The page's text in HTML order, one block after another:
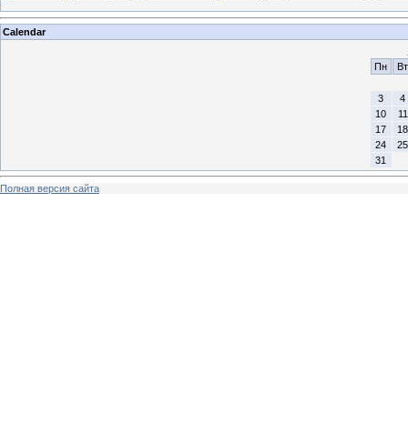
Calendar
Пн
Вт
3
4
10
11
17
18
24
25
31
Полная версия сайта